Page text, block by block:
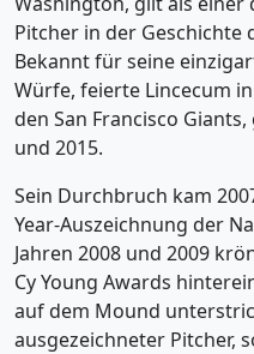
Pitcher in der Geschichte
Bekannt für seine
Würfe, feierte Lincecum
den San Francisco
und 2015.
Sein Durchbruch kam
Year-Auszeichnung der
Jahren 2008 und 2009
Cy Young Awards
auf dem Mound
ausgezeichneter Pitcher,